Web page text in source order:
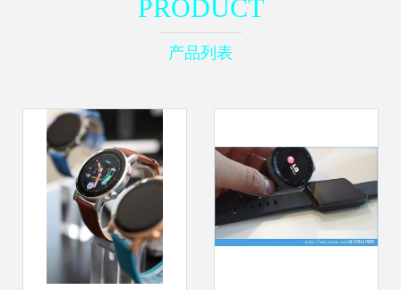
PRODUCT
产品列表